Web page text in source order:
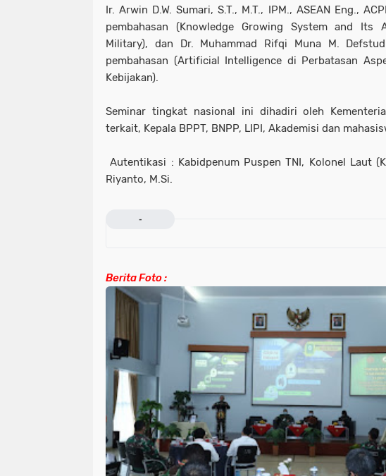
Ir. Arwin D.W. Sumari, S.T., M.T., IPM., ASEAN Eng.,
pembahasan (Knowledge Growing System and Its
Military), dan Dr. Muhammad Rifqi Muna M.
pembahasan (Artificial Intelligence di Perbatasan
Kebijakan).
Seminar tingkat nasional ini dihadiri oleh
terkait, Kepala BPPT, BNPP, LIPI, Akademisi dan
Autentikasi : Kabidpenum Puspen TNI, Kolonel Laut
Riyanto, M.Si.
-
Berita Foto :